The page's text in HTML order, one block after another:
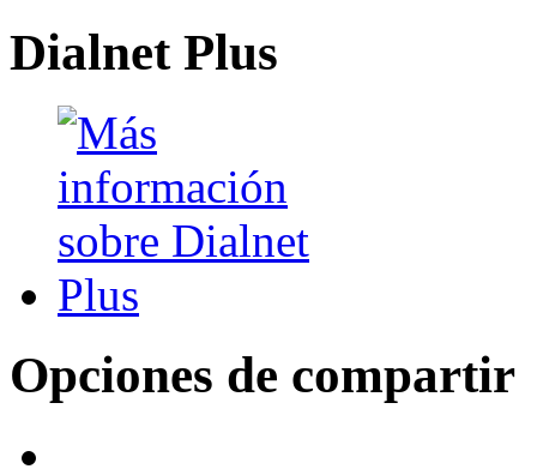
Dialnet Plus
Opciones de compartir